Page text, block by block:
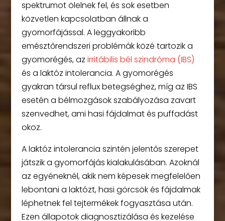
spektrumot ölelnek fel, és sok esetben
közvetlen kapcsolatban állnak a
gyomorfájással. A leggyakoribb
emésztőrendszeri problémák közé tartozik a
gyomorégés, az irritábilis bél szindróma (IBS)
és a laktóz intolerancia. A gyomorégés
gyakran társul reflux betegséghez, míg az IBS
esetén a bélmozgások szabályozása zavart
szenvedhet, ami hasi fájdalmat és puffadást
okoz.
A laktóz intolerancia szintén jelentős szerepet
játszik a gyomorfájás kialakulásában. Azoknál
az egyéneknél, akik nem képesek megfelelően
lebontani a laktózt, hasi görcsök és fájdalmak
léphetnek fel tejtermékek fogyasztása után.
Ezen állapotok diagnosztizálása és kezelése